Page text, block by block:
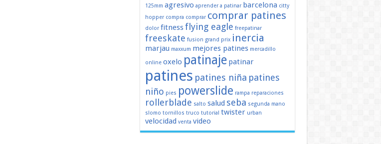
125mm agresivo aprender a patinar barcelona citty
hopper compra comprar comprar patines
dolor fitnessflying eagle freepatinar
freeskate fusion grand prix inercia
marjau maxxum mejores patines mercadillo
online oxelo patinaje patinar
patines patines niña patines
niño pies powerslide rampa reparaciones
rollerblade salto salud seba segunda mano
slomo tornillos truco tutorial twister urban
velocidad venta video